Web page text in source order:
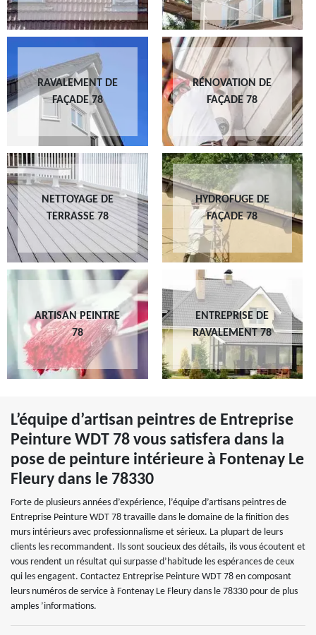
RAVALEMENT DE
FAÇADE 78
RÉNOVATION DE
FAÇADE 78
NETTOYAGE DE
TERRASSE 78
HYDROFUGE DE
FAÇADE 78
ARTISAN PEINTRE
78
ENTREPRISE DE
RAVALEMENT 78
L’équipe d’artisan peintres de Entreprise
Peinture WDT 78 vous satisfera dans la
pose de peinture intérieure à Fontenay Le
Fleury dans le 78330
Forte de plusieurs années d’expérience, l’équipe d’artisans peintres de
Entreprise Peinture WDT 78 travaille dans le domaine de la finition des
murs intérieurs avec professionnalisme et sérieux. La plupart de leurs
clients les recommandent. Ils sont soucieux des détails, ils vous écoutent et
vous rendent un résultat qui surpasse d’habitude les espérances de ceux
qui les engagent. Contactez Entreprise Peinture WDT 78 en composant
leurs numéros de service à Fontenay Le Fleury dans le 78330 pour de plus
amples ’informations.